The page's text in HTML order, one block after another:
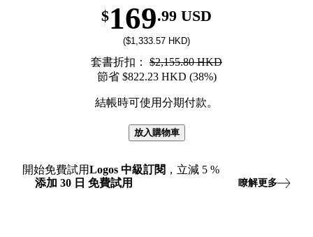
$169.99 USD
($1,333.57 HKD)
套書折扣： $2,155.80 HKD
節省 $822.23 HKD (38%)
結帳時可使用分期付款。
放入購物車
開始免費試用Logos 中級訂閱 ，立減 5 %
添加 30 日 免費試用 瞭解更多